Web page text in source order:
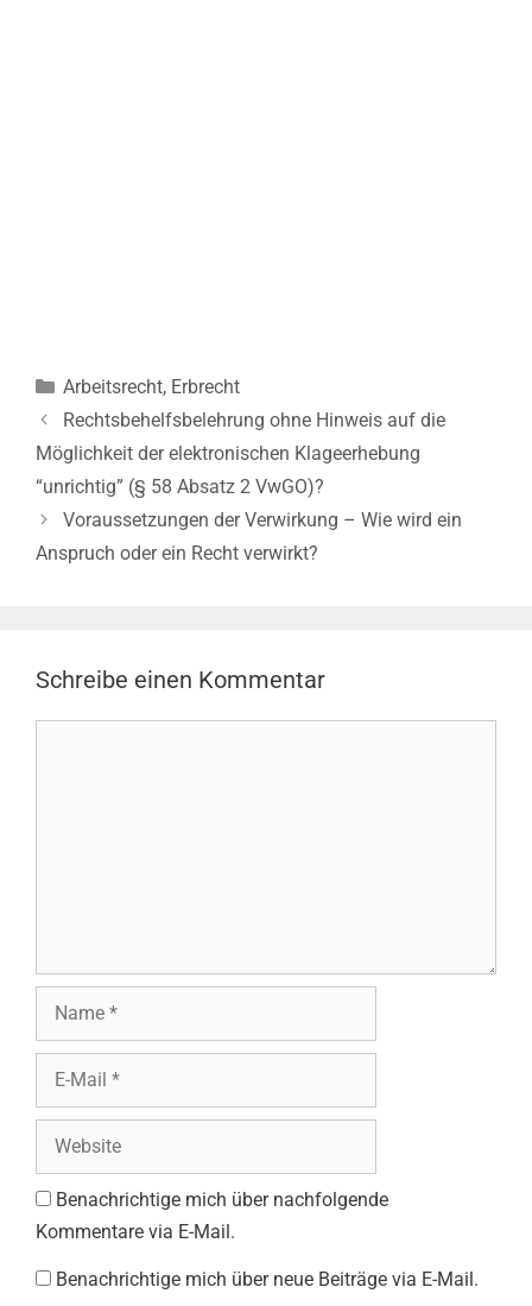
Kategorien
Arbeitsrecht, Erbrecht
Beitrags-
Navigation
Rechtsbehelfsbelehrung ohne Hinweis auf die
Möglichkeit der elektronischen Klageerhebung
“unrichtig” (§ 58 Absatz 2 VwGO)?
Voraussetzungen der Verwirkung – Wie wird ein
Anspruch oder ein Recht verwirkt?
Schreibe einen Kommentar
Mail
Benachrichtige mich über nachfolgende
Kommentare via E-Mail.
Benachrichtige mich über neue Beiträge via E-Mail.